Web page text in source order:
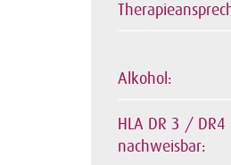
Alkohol:
HLA DR 3 / DR4
nachweisbar: